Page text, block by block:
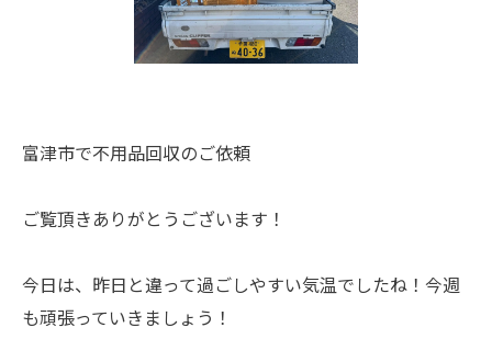
富津市で不用品回収のご依頼
ご覧頂きありがとうございます！
今日は、昨日と違って過ごしやすい気温でしたね！今週
も頑張っていきましょう！